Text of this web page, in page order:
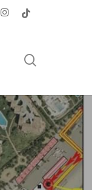
instagram
tiktok